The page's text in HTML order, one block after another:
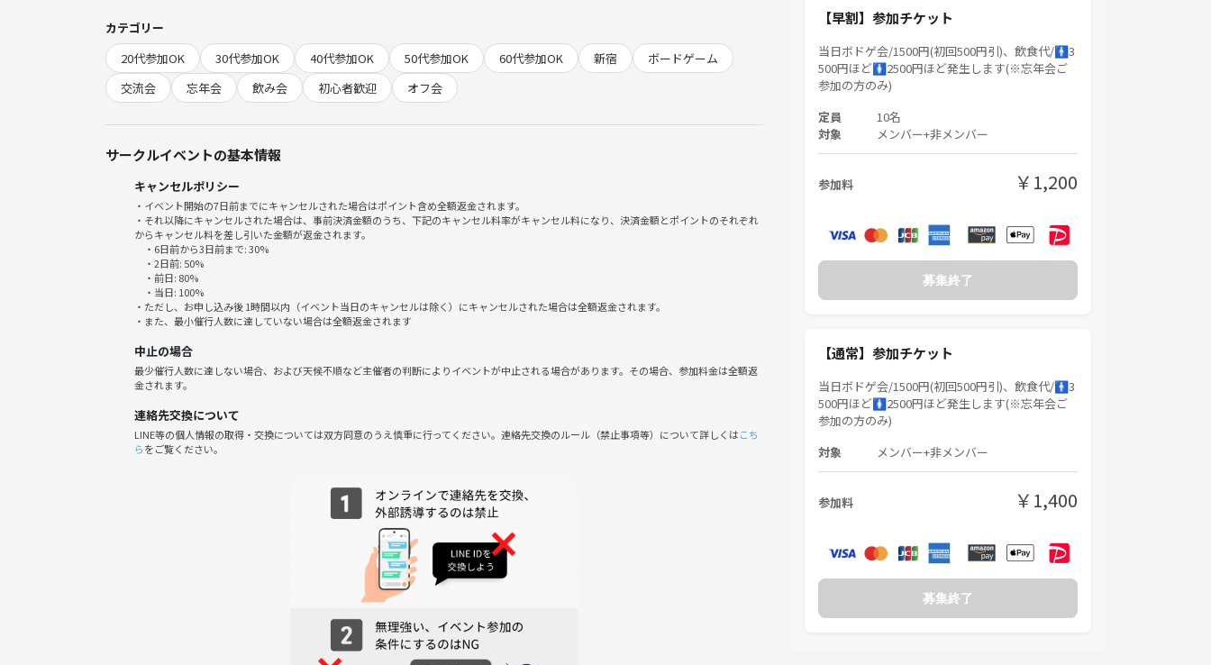
初めてイベントに参加される方もご参加🆗です！
お酒が強くない方、ノンアルの方も大歓迎です🙌(私も1.2杯しか飲めません😭)
ぜひこの機会にご参加ください✨
⏰ボドゲ/14:30～17:30
⏰忘年会/18:00～20:00
ボドゲor忘年会のみのご参加もOK！
【場所】
🗾新宿のレンタルスペース→近くの居酒屋
【人数】
👤毎回2 0名程度
※初参加の方は4～5割程度です
【当日の持物】
👜ボドゲ会参加:
※ボドゲはこちらで複数用意しておりますが、オススメのものがあればぜひ持ってきてください！
詳しい場所は参加者のみに、2日前を目安に個別でお伝えするのでキャンセルはそれまでにしていただけると助かり
カテゴリー
20代参加OK
30代参加OK 40代参加OK 50代参加OK 60代参加OK 新宿
ボードゲーム
交流会
忘年会 飲み会 初心者歓迎 オフ会
サークルイベントの基本情報
キャンセルポリシー
・イベント開始の7日前までにキャンセルされた場合はポイント含め全額返金されます。
・それ以降にキャンセルされた場合は、事前決済金額のうち、下記のキャンセル料率がキャンセル料になり、決済金額とポイントのそれぞれ
からキャンセル料を差し引いた金額が返金されます。
・6日前から3日前まで: 30%
・2日前: 50%
・前日: 80%
・当日: 100%
・ただし、お申し込み後 1時間以内（イベント当日のキャンセルは除く）にキャンセルされた場合は全額返金されます。
・また、最小催行人数に達していない場合は全額返金されます
中止の場合
最少催行人数に達しない場合、および天候不順など主催者の判断によりイベントが中止される場合があります。その場合、参加料金は全額返
金されます。
連絡先交換について
LINE等の個人情報の取得・交換については双方同意のうえ慎重に行ってください。連絡先交換のルール（禁止事項等）について詳しくはこち
らをご覧ください。
【早割】参加チケット
当日ボドゲ会/1500円(初回500円引)、飲食代/🚹3
500円ほど🚺2500円ほど発生します(※忘年会ご
参加の方のみ)
定員 10名
対象
メンバー+非メンバー
参加料 ￥1,200
募集終了
【通常】参加チケット
当日ボドゲ会/1500円(初回500円引)、飲食代/🚹3
500円ほど🚺2500円ほど発生します(※忘年会ご
参加の方のみ)
対象 メンバー+非メンバー
参加料 ￥1,400
募集終了